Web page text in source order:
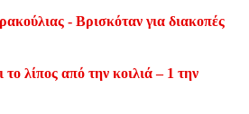
- Βρισκόταν για διακοπές
λίπος από την κοιλιά – 1 την